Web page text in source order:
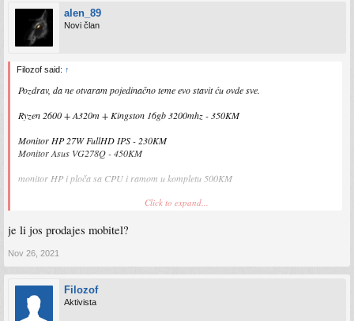
alen_89
Novi član
Filozof said: ↑
Pozdrav, da ne otvaram pojedinačno teme evo stavit ću ovde sve.
Ryzen 2600 + A320m + Kingston 16gb 3200mhz - 350KM
Monitor HP 27W FullHD IPS - 230KM
Monitor Asus VG278Q - 450KM
monitor HP i ploča sa CPU i ramom u kompletu 500KM
Mobitel Xiaomi Poco X3 NFC kupljen krajem januara 500KM+ u fontele, 2 godine
Click to expand...
je li jos prodajes mobitel?
Nov 26, 2021
Filozof
Aktivista